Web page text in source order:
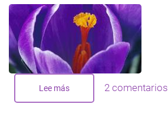
Lee mássobre
planetarios
2 comentarios